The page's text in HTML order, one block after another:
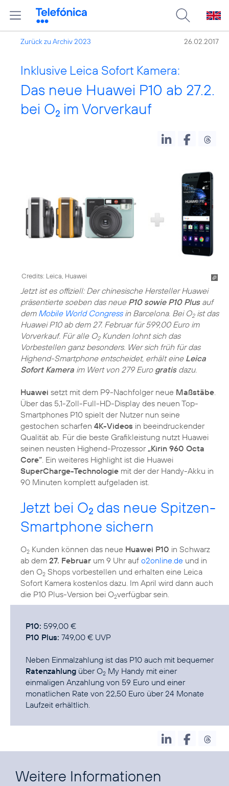
Zurück zu Archiv 2023 26.02.2017
Inklusive Leica Sofort Kamera:
Das neue Huawei P10 ab 27.2.
bei O2 im Vorverkauf
Credits: Leica, Huawei
Jetzt ist es offiziell: Der chinesische Hersteller Huawei
präsentierte soeben das neue P10 sowie P10 Plusauf
dem Mobile World Congressin Barcelona. Bei O2ist das
Huawei P10 ab dem 27. Februar für 599,00 Euro im
Vorverkauf. Für alle O2Kunden lohnt sich das
Vorbestellen ganz besonders. Wer sich früh für das
Highend-Smartphone entscheidet, erhält eine Leica
Sofort Kamera im Wert von 279 Euro gratisdazu.
Huawei setzt mit dem P9-Nachfolger neue Maßstäbe
Über das 5,1-Zoll-Full-HD-Display des neuen Top-
Smartphones P10 spielt der Nutzer nun seine
gestochen scharfen 4K-Videos in beeindruckender
Qualität ab. Für die beste Grafikleistung nutzt Huawei
seinen neusten Highend-Prozessor „Kirin 960 Octa
Core“ . Ein weiteres Highlight ist die Huawei
SuperCharge-Technologie mit der der Handy-Akku in
90 Minuten komplett aufgeladen ist.
Jetzt bei O2 das neue Spitzen-
Smartphone sichern
O2 Kunden können das neue Huawei P10 in Schwarz
ab dem 27. Februar um 9 Uhr auf o2online.de und in
den O2 Shops vorbestellen und erhalten eine Leica
Sofort Kamera kostenlos dazu. Im April wird dann auch
die P10 Plus-Version bei O2verfügbar sein.
P10:
P10 Plus: 749,00 € UVP
Neben Einmalzahlung ist das P10 auch mit bequemer
Ratenzahlung überO2 My Handy mit einer
einmaligen Anzahlung von 59 Euro und einer
monatlichen Rate von 22,50 Euro über 24 Monate
Laufzeit erhältlich.
Weitere Informationen